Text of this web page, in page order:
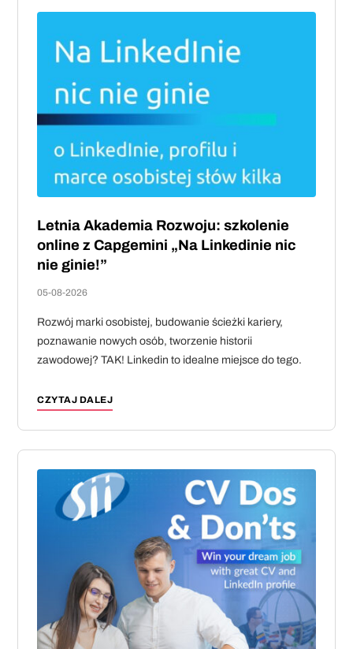
Letnia Akademia Rozwoju: szkolenie
online z Capgemini „Na Linkedinie nic
nie ginie!”
05-08-2026
Rozwój marki osobistej, budowanie ścieżki kariery,
poznawanie nowych osób, tworzenie historii
zawodowej? TAK! Linkedin to idealne miejsce do tego.
CZYTAJ DALEJ